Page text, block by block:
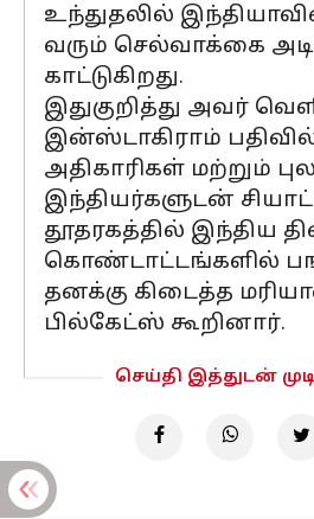
உந்துதலில்
வரும் செல்வாக்கை
காட்டுகிறது.
இதுகுறித்து அவர்
இன்ஸ்டாகிராம்
அதிகாரிகள் மற்றும்
இந்தியர்களுடன்
தூதரகத்தில் இந்திய
கொண்டாட்டங்களில்
தனக்கு கிடைத்த
பில்கேட்ஸ் கூறினார்.
செய்தி இத்துடன்